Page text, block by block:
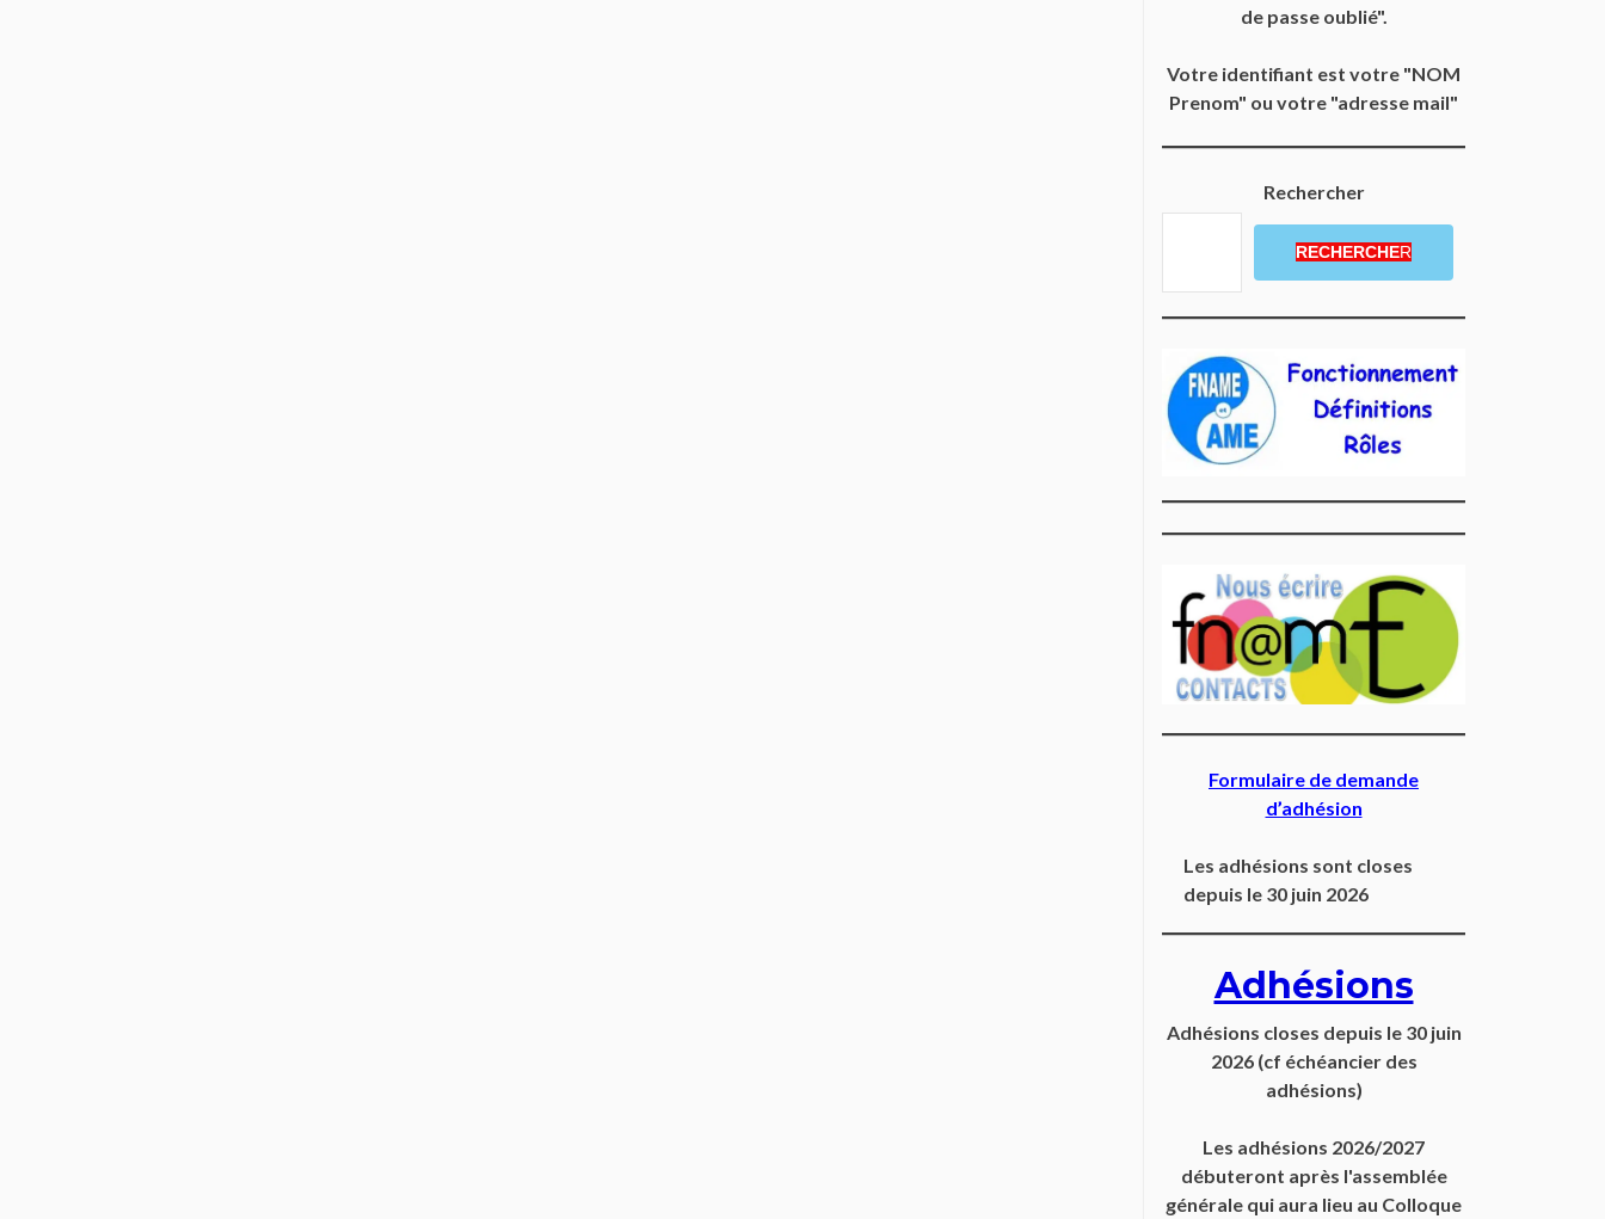
de passe oublié".
Votre identifiant est votre "NOM
Prenom" ou votre "adresse mail"
Rechercher
RECHERCHER
Formulaire de demande
d’adhésion
Les adhésions sont closes
depuis le 30 juin 2026
Adhésions
Adhésions closes depuis le 30 juin
2026 (cf échéancier des
adhésions)
Les adhésions 2026/2027
débuteront après l'assemblée
générale qui aura lieu au Colloque